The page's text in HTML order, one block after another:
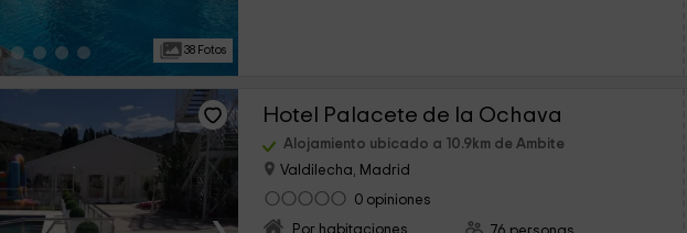
38 Fotos
Hotel Palacete de la Ochava
Alojamiento ubicado a 10.9km de Ambite
Valdilecha, Madrid
0 opiniones
Por habitaciones